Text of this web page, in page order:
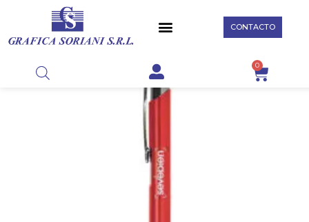
CONTACTO
0